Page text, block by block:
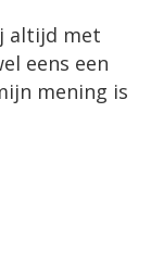
altijd met
eens een
mening is